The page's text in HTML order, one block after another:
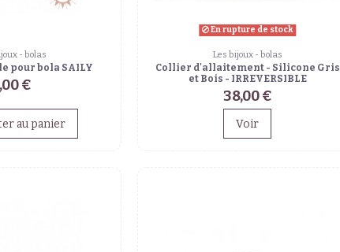
- bolas
pour bola SAILY
€
au panier
En rupture de stock
Les bijoux - bolas
Collier d'allaitement - Silicone Gris
et Bois - IRREVERSIBLE
38,00 €
Voir